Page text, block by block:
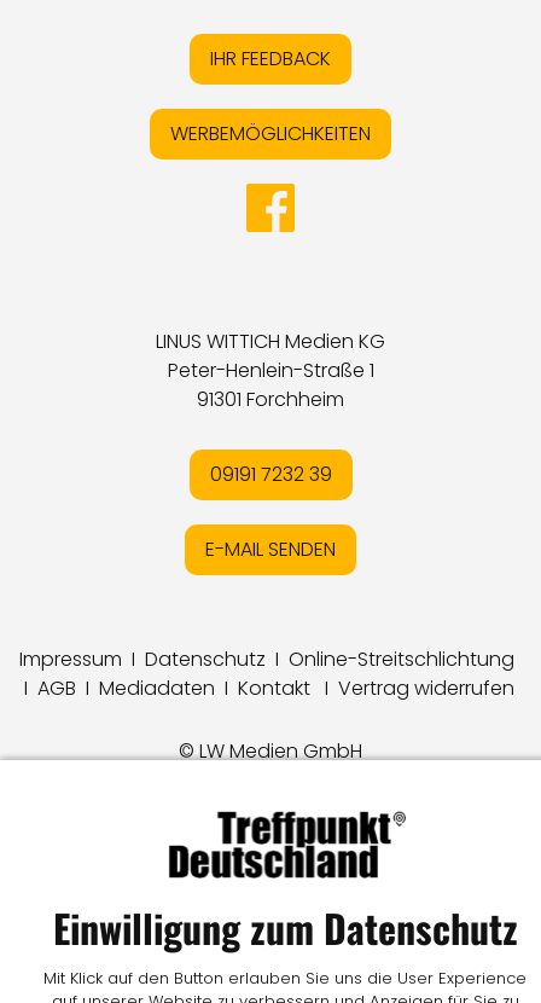
IHR FEEDBACK
WERBEMÖGLICHKEITEN
LINUS WITTICH Medien KG
Peter-Henlein-Straße 1
91301 Forchheim
09191 7232 39
E-MAIL SENDEN
Impressum I Datenschutz I Online-Streitschlichtung
I AGB I Mediadaten I Kontakt I Vertrag widerrufen
© LW Medien GmbH
Einwilligung zum Datenschutz
Mit Klick auf den Button erlauben Sie uns die User Experience